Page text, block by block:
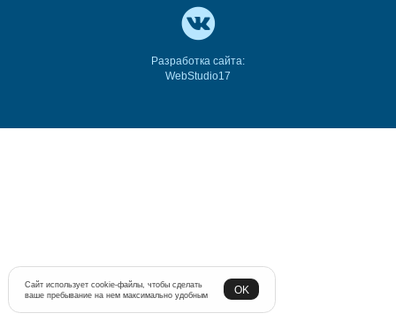
Разработка сайта:
WebStudio17
Сайт использует cookie-файлы, чтобы сделать
ваше пребывание на нем максимально удобным
OK